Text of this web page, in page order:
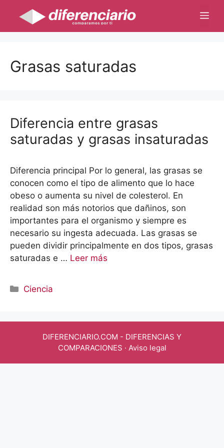
contenido
Grasas saturadas
Diferencia entre grasas
saturadas y grasas insaturadas
Diferencia principal Por lo general, las grasas se
conocen como el tipo de alimento que lo hace
obeso o aumenta su nivel de colesterol. En
realidad son más notorios que dañinos, son
importantes para el organismo y siempre es
necesario su ingesta adecuada. Las grasas se
pueden dividir principalmente en dos tipos, grasas
saturadas e … Leer más
Categorías
Ciencia
DIFERENCIARIO.COM - DIFERENCIAS Y
COMPARACIONES · Aviso legal